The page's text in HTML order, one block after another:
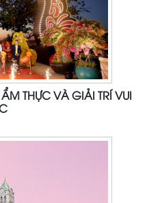
THỰC VÀ GIẢI TRÍ VUI